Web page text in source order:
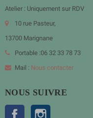
Atelier : Uniquement sur RDV
10 rue Pasteur,
13700 Marignane
Portable :06 32 33 78 73
Mail : Nous contacter
NOUS SUIVRE
Facebook